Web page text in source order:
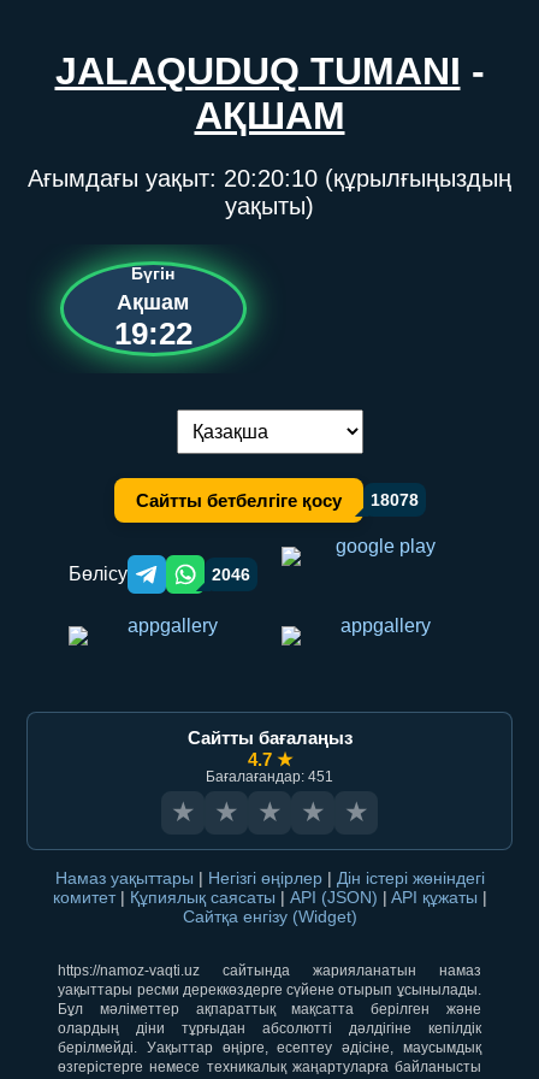
JALAQUDUQ TUMANI -
АҚШАМ
Ағымдағы уақыт: 20:20:10 (құрылғыңыздың
уақыты)
Бүгін
Ақшам
19:22
Тілді ауыстыру:
Сайтты бетбелгіге қосу 18078
Бөлісу Telegram orqali ulashish
WhatsApp orqali ulashish
2046
Сайтты бағалаңыз
4.7 ★
Бағалағандар: 451
★ ★ ★ ★ ★
Намаз уақыттары | Негізгі өңірлер | Дін істері жөніндегі
комитет | Құпиялық саясаты | API (JSON) | API құжаты |
Сайтқа енгізу (Widget)
https://namoz-vaqti.uz сайтында жарияланатын намаз
уақыттары ресми дереккөздерге сүйене отырып ұсынылады.
Бұл мәліметтер ақпараттық мақсатта берілген және
олардың діни тұрғыдан абсолютті дәлдігіне кепілдік
берілмейді. Уақыттар өңірге, есептеу әдісіне, маусымдық
өзгерістерге немесе техникалық жаңартуларға байланысты